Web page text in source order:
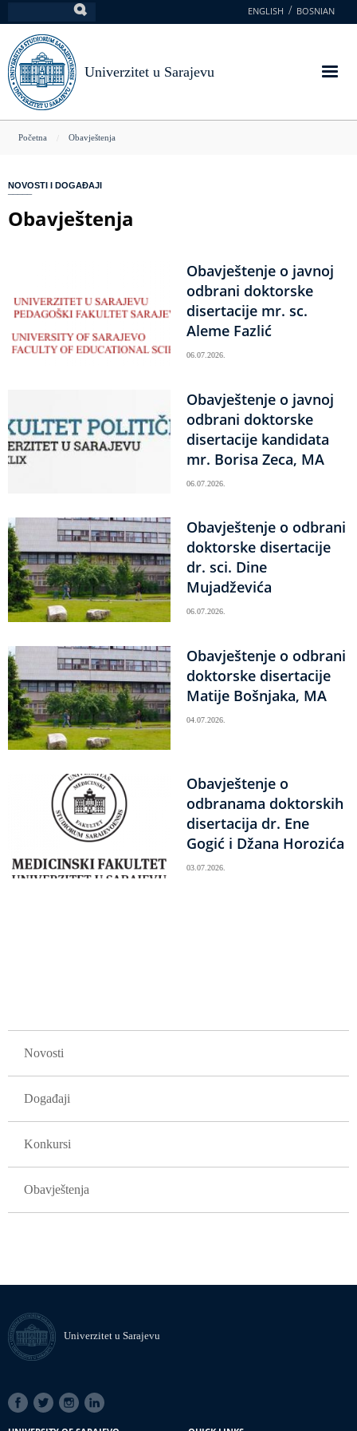
na
glavni
sadržaj
ENGLISH BOSNIAN
Univerzitet u Sarajevu
You
here
Početna Obavještenja
NOVOSTI I DOGAĐAJI
Obavještenja
Obavještenje o javnoj
odbrani doktorske
disertacije mr. sc.
Aleme Fazlić
06.07.2026.
Obavještenje o javnoj
odbrani doktorske
disertacije kandidata
mr. Borisa Zeca, MA
06.07.2026.
Obavještenje o odbrani
doktorske disertacije
dr. sci. Dine
Mujadževića
06.07.2026.
Obavještenje o odbrani
doktorske disertacije
Matije Bošnjaka, MA
04.07.2026.
Obavještenje o
odbranama doktorskih
disertacija dr. Ene
Gogić i Džana Horozića
03.07.2026.
Novosti
Događaji
Konkursi
Obavještenja
Univerzitet u Sarajevu
SOCIAL
LINKS